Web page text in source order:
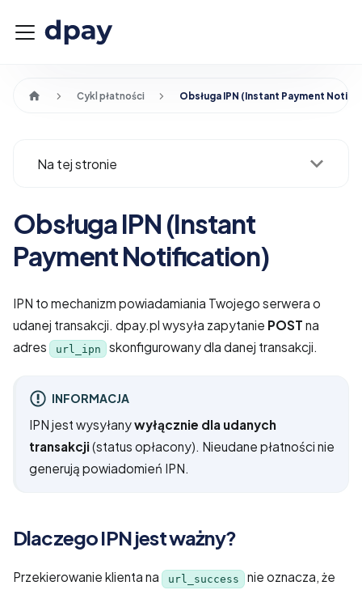
Cykl płatności Obsługa IPN (Instant Payment
Na tej stronie
Obsługa IPN (Instant
Payment Notification)
IPN to mechanizm powiadamiania Twojego serwera o
udanej transakcji. dpay.pl wysyła zapytanie POST na
adres
url_ipn skonfigurowany dla danej transakcji.
INFORMACJA
IPN jest wysyłanywyłącznie dla udanych
transakcji (status opłacony). Nieudane płatności nie
generują powiadomień IPN.
Dlaczego IPN jest ważny?
Przekierowanie klienta na url_success
nie oznacza, że